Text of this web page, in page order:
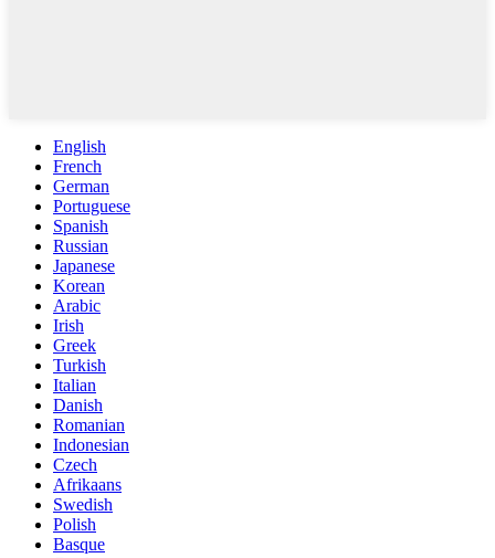
English
French
German
Portuguese
Spanish
Russian
Japanese
Korean
Arabic
Irish
Greek
Turkish
Italian
Danish
Romanian
Indonesian
Czech
Afrikaans
Swedish
Polish
Basque